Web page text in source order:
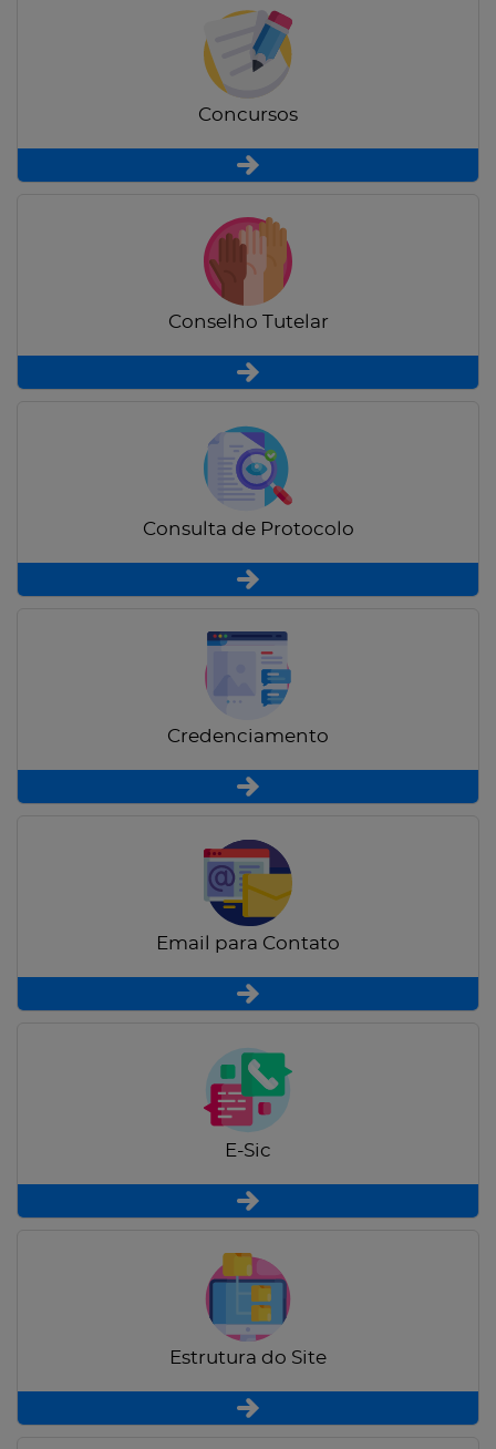
Concursos
Conselho Tutelar
Consulta de Protocolo
Credenciamento
Email para Contato
E-Sic
Estrutura do Site